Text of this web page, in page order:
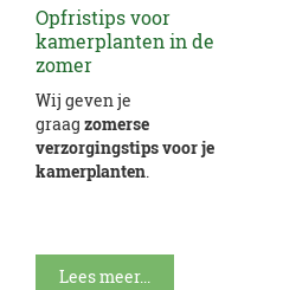
Opfristips voor
kamerplanten in de
zomer
Wij geven je
graag zomerse
verzorgingstips voor je
kamerplanten
Lees meer...